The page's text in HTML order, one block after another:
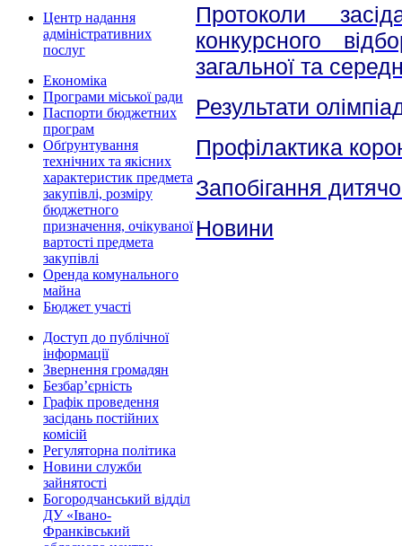
Центр надання
адміністративних
послуг
Економіка
Програми міської ради
Паспорти бюджетних
програм
Обґрунтування
технічних та якісних
характеристик предмета
закупівлі, розміру
бюджетного
призначення, очікуваної
вартості предмета
закупівлі
Оренда комунального
майна
Бюджет участі
Доступ до публічної
інформації
Звернення громадян
Безбар’єрність
Графік проведення
засідань постійних
комісій
Регуляторна політика
Новини служби
зайнятості
Богородчанський відділ
ДУ «Івано-
Франківський
Протоколи
конкурсного
загальної та
Результати
Профілактика
Запобігання
Новини